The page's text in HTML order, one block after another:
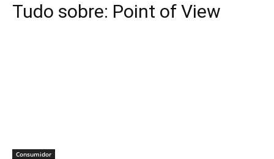
Tudo sobre: Point of View
Consumidor